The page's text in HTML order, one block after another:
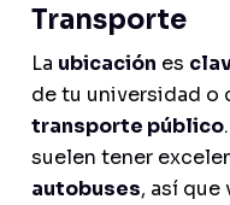
Transporte
La ubicación es
de tu universidad o
transporte público
suelen tener
autobuses, así que